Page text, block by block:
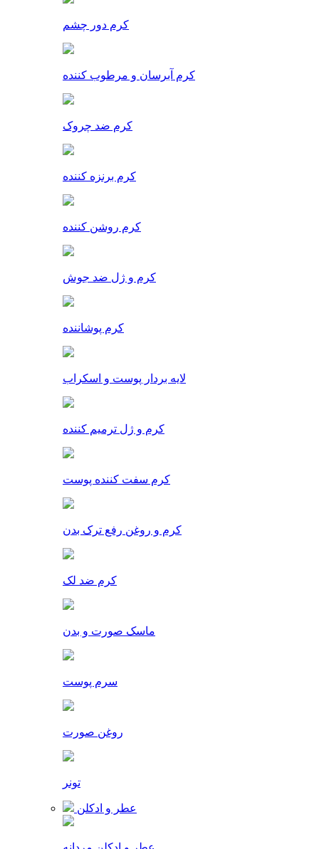
کرم دور چشم
کرم آبرسان و مرطوب کننده
کرم ضد چروک
کرم برنزه کننده
کرم روشن کننده
کرم و ژل ضد جوش
کرم پوشاننده
لایه بردار پوست و اسکراب
کرم و ژل ترمیم کننده
کرم سفت کننده پوست
کرم و روغن رفع ترک بدن
کرم ضد لک
ماسک صورت و بدن
سرم پوست
روغن صورت
تونر
عطر و ادکلن